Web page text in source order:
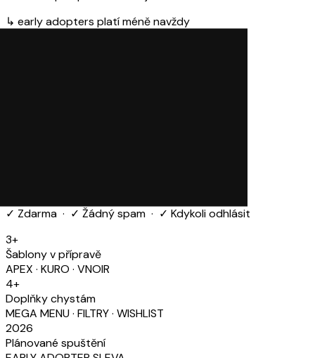
↳ early adopters platí méně navždy
✓ Zdarma · ✓ Žádný spam · ✓ Kdykoli odhlásit
3+
Šablony v přípravě
APEX · KURO · VNOIR
4+
Doplňky chystám
MEGA MENU · FILTRY · WISHLIST
2026
Plánované spuštění